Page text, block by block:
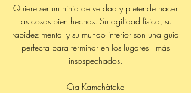
Quiere ser un ninja de verdad y pretende hacer
las cosas bien hechas. Su agilidad física, su
rapidez mental y su mundo interior son una guía
perfecta para terminar en los lugares más
insospechados.
Cia Kamchàtcka